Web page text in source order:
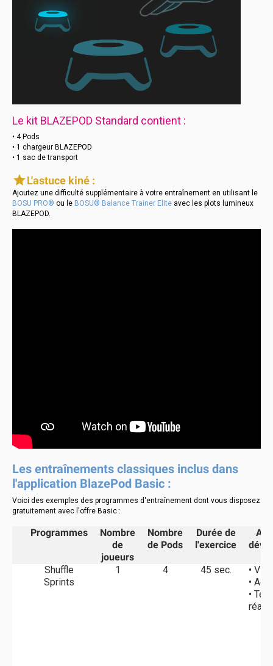
Le kit BLAZEPOD Standard contient :
• 4 Pods
• 1 chargeur BLAZEPOD
• 1 sac de transport
starL'astuce kiné :
Ajoutez une difficulté supplémentaire à votre entraînement en utilisant le
BOSU PRO® ou le BOSU® Balance Trainer Elite avec les plots lumineux
BLAZEPOD.
Les entraînements classiques inclus dans
l'application BlazePod Basic :
Voici des exemples des programmes d'entraînement dont vous disposez
gratuitement avec l'offre Basic :
Programmes
Nombre
de
joueurs
Nombre
de Pods
Durée de
l'exercice
Shuffle
Sprints
1 4 45 sec.
•
•
•